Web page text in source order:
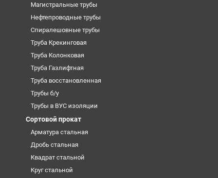
Магистральные трубы
Нефтепроводные трубы
Спиралешовные трубы
Труба Крекинговая
Труба Колонковая
Труба Газлифтная
Труба восстановленная
Трубы б/у
Трубы в ВУС изоляции
Сортовой прокат
Арматура стальная
Дробь стальная
Квадрат стальной
Круг стальной